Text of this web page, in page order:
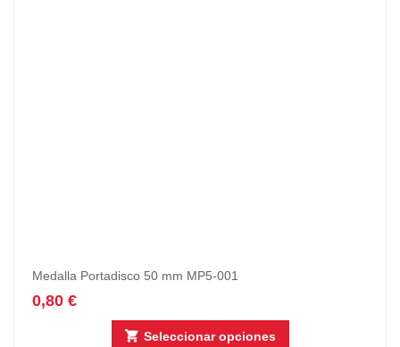
Medalla Portadisco 50 mm MP5-001
0,80 €
Seleccionar opciones